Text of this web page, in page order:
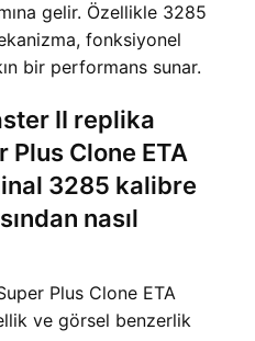
gelir. Özellikle 3285
fonksiyonel
bir performans sunar.
II replika
Clone ETA
3285 kalibre
nasıl
Plus Clone ETA
ve görsel benzerlik